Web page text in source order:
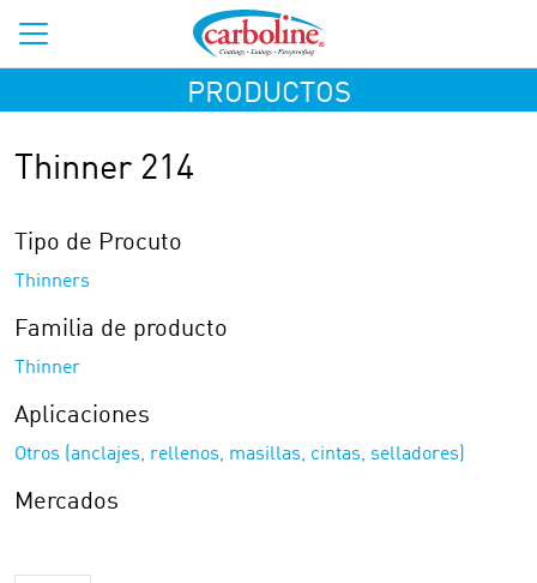
PRODUCTOS
Thinner 214
Tipo de Procuto
Thinners
Familia de producto
Thinner
Aplicaciones
Otros (anclajes, rellenos, masillas, cintas, selladores)
Mercados